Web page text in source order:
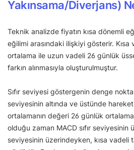
Yakınsama/Diverjans)
Teknik analizde fiyatın kısa dönemli
eğilimi arasındaki ilişkiyi gösterir.
ortalama ile uzun vadeli 26 günlük
farkın alınmasıyla oluşturulmuştur.
Sıfır seviyesi göstergenin denge
seviyesinin altında ve üstünde
ortalamanın değeri 26 günlük
olduğu zaman MACD sıfır seviyesinin
seviyesinin üzerindeyken, kısa